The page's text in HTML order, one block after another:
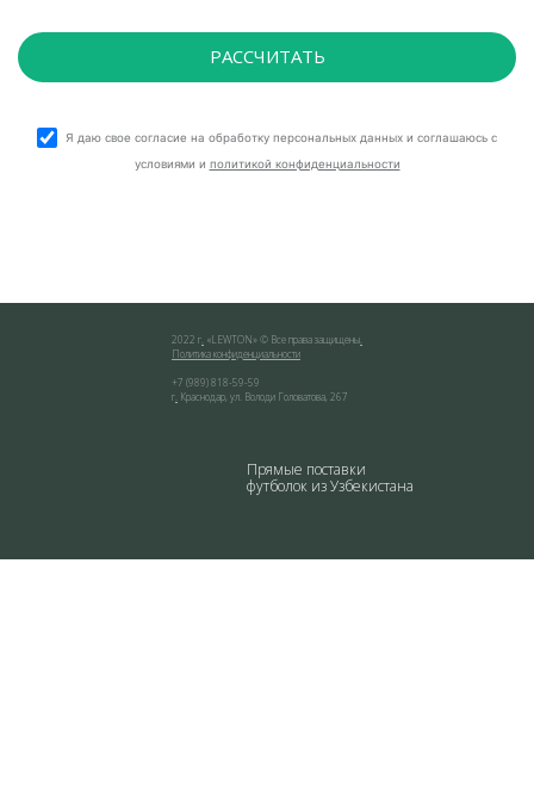
Я даю свое согласие на обработку персональных данных и соглашаюсь с
условиями и политикой конфиденциальности
2022 г «LEWTON» © Все права защищены
Политика конфиденциальности
+7 (989) 818-59-59
г Краснодар ул. Володи Головатова, 267
Прямые поставки
футболок из Узбекистана